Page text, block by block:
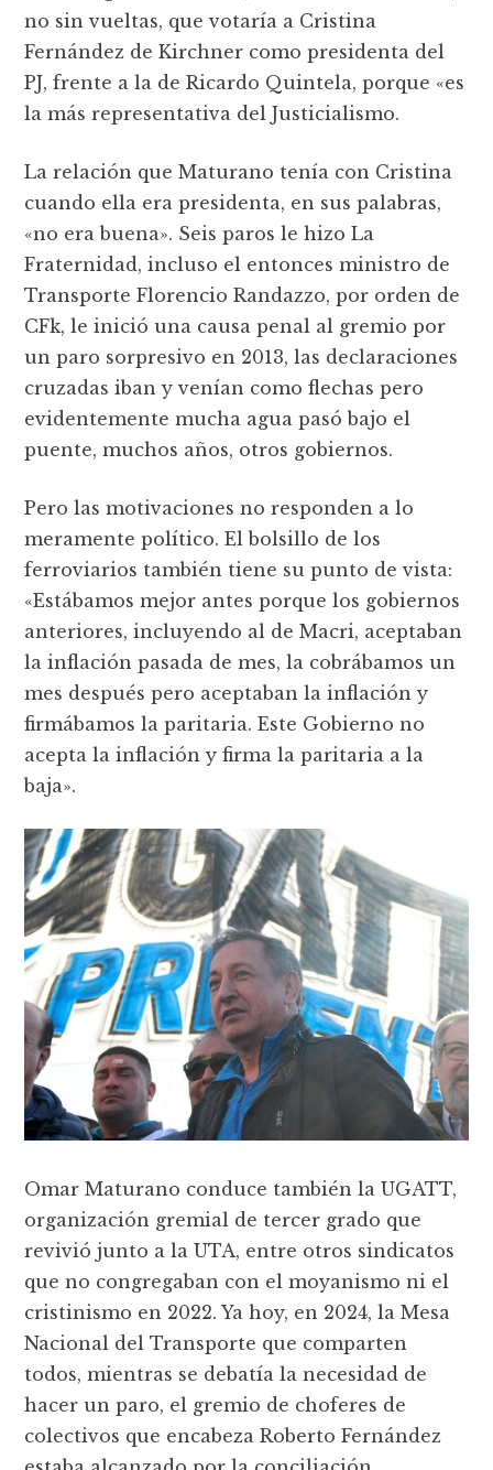
no sin vueltas, que votaría a Cristina
Fernández de Kirchner como presidenta del
PJ, frente a la de Ricardo Quintela, porque «es
la más representativa del Justicialismo.
La relación que Maturano tenía con Cristina
cuando ella era presidenta, en sus palabras,
«no era buena». Seis paros le hizo La
Fraternidad, incluso el entonces ministro de
Transporte Florencio Randazzo, por orden de
CFk, le inició una causa penal al gremio por
un paro sorpresivo en 2013, las declaraciones
cruzadas iban y venían como flechas pero
evidentemente mucha agua pasó bajo el
puente, muchos años, otros gobiernos.
Pero las motivaciones no responden a lo
meramente político. El bolsillo de los
ferroviarios también tiene su punto de vista:
«Estábamos mejor antes porque los gobiernos
anteriores, incluyendo al de Macri, aceptaban
la inflación pasada de mes, la cobrábamos un
mes después pero aceptaban la inflación y
firmábamos la paritaria. Este Gobierno no
acepta la inflación y firma la paritaria a la
baja».
Omar Maturano conduce también la UGATT,
organización gremial de tercer grado que
revivió junto a la UTA, entre otros sindicatos
que no congregaban con el moyanismo ni el
cristinismo en 2022. Ya hoy, en 2024, la Mesa
Nacional del Transporte que comparten
todos, mientras se debatía la necesidad de
hacer un paro, el gremio de choferes de
colectivos que encabeza Roberto Fernández